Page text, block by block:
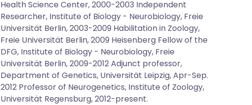
Health Science Center, 2000-2003 Independent
Researcher, Institute of Biology - Neurobiology, Freie
Universität Berlin, 2003-2009 Habilitation in Zoology,
Freie Universität Berlin, 2009 Heisenberg Fellow of the
DFG, Institute of Biology - Neurobiology, Freie
Universität Berlin, 2009-2012 Adjunct professor,
Department of Genetics, Universität Leipzig, Apr-Sep.
2012 Professor of Neurogenetics, Institute of Zoology,
Universität Regensburg, 2012-present.